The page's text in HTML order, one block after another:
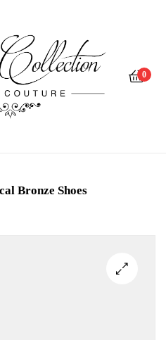
0
Bronze Shoes